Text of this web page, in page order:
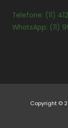
Telefone: (11)
WhatsApp: (11)
Copyright ©